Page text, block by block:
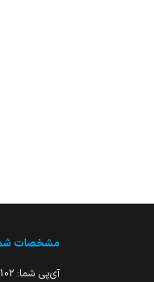
مشخصات
آی‌پی شما: